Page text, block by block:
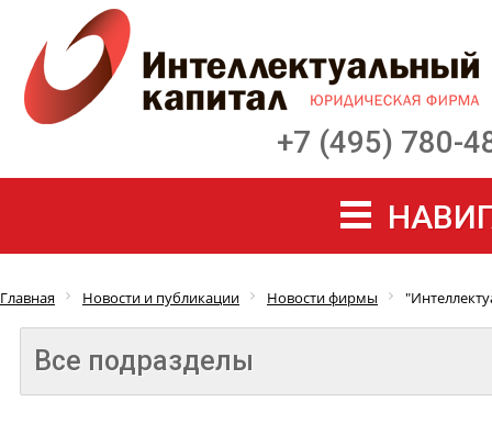
+7 (495) 780-
Главная Новости и публикации Новости фирмы
Все подразделы